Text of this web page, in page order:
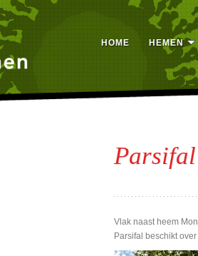
HOME HEMEN
Parsifal
Vlak naast heem
Parsifal beschikt